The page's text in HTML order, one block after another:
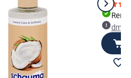
dm